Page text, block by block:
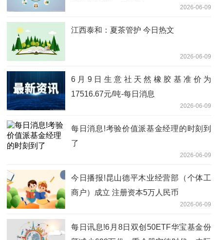
2026-06-09
江西泰和：夏茶管护 今日热文
2026-06-09
6月9日生意社天然橡胶基准价为
17516.67元/吨-每日消息
2026-06-09
每日消息!考验价值派基金经理的时刻到
了
2026-06-09
今日播报!昆山德平木业经营部（个体工
商户）成立 注册资本5万人民币
2026-06-09
每日讯息!6月8日双创50ETF华宝基金份